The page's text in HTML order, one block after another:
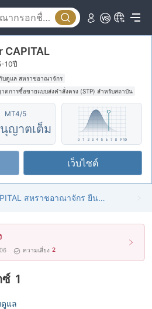
CAPITAL
10ปี
บดูแล สหราชอาณาจักร
ตการซื้อขายแบบส่งคำสั่งตรง (STP) สำหรับสถาบัน
ต MT4 แบบเต็ม
ธุรกิจทั่วโลก
วามเสี่ยงอันตรายที่อาจจะซ่อนอยู่
MT4/5
ญาตเต็ม
เว็บไซต์
noor CAPITAL สหราชอาณาจักร ยืนยันแล้ว: ไม่พบการมีอยู่ทางกายภาพ
ความเสี่ยง 2
ซ์ 1
ดูแล